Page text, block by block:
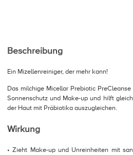
Beschreibung
Ein Mizellenreiniger, der mehr kann!
Das milchige Micellar Prebiotic
Sonnenschutz und Make-up und hilft
der Haut mit Präbiotika auszugleichen.
Wirkung
• Zieht Make-up und Unreinheiten mit